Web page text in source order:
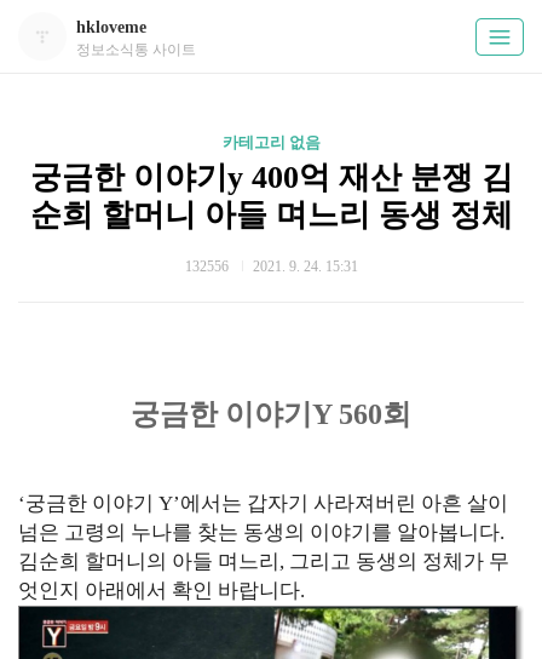
hkloveme
정보소식통 사이트
카테고리 없음
궁금한 이야기y 400억 재산 분쟁 김
순희 할머니 아들 며느리 동생 정체
132556 2021. 9. 24. 15:31
궁금한 이야기Y 560회
‘궁금한 이야기 Y’에서는 갑자기 사라져버린 아흔 살이
넘은 고령의 누나를 찾는 동생의 이야기를 알아봅니다.
김순희 할머니의 아들 며느리, 그리고 동생의 정체가 무
엇인지 아래에서 확인 바랍니다.